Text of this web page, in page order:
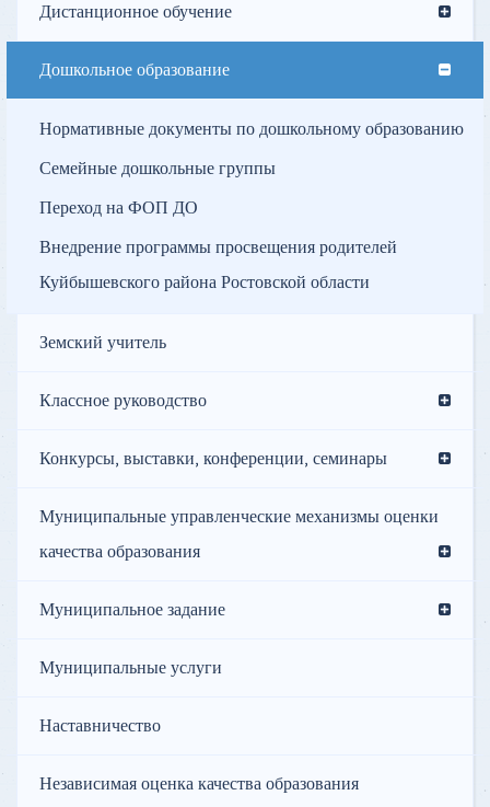
Дистанционное обучение
Дошкольное образование
Нормативные документы по дошкольному образованию
Семейные дошкольные группы
Переход на ФОП ДО
Внедрение программы просвещения родителей
Куйбышевского района Ростовской области
Земский учитель
Классное руководство
Конкурсы, выставки, конференции, семинары
Муниципальные управленческие механизмы оценки
качества образования
Муниципальное задание
Муниципальные услуги
Наставничество
Независимая оценка качества образования